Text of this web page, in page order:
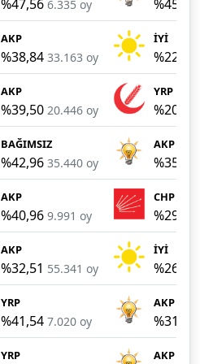
%47,56 6.335 oy %45,27
AKP
%38,84 33.163 oy
İYİ
%22,98
AKP
%39,50 20.446 oy
YRP
%20,81
BAĞIMSIZ
%42,96 35.440 oy
AKP
%35,48
AKP
%40,96 9.991 oy
CHP
%29,76
AKP
%32,51 55.341 oy
İYİ
%26,57
YRP
%41,54 7.020 oy
AKP
%31,09
YRP AKP